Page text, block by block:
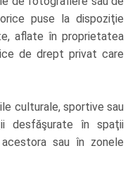
puse la dispoziţie
aflate în proprietatea
de drept privat care
culturale, sportive sau
desfăşurate în spaţii
sau în zonele